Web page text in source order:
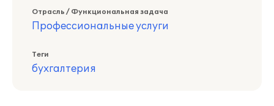
Отрасль / Функциональная задача
Профессиональные услуги
Теги
бухгалтерия